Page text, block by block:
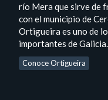
río Mera que sirve de
con el municipio de
Ortigueira es uno de
importantes de Galicia.
Conoce Ortigueira